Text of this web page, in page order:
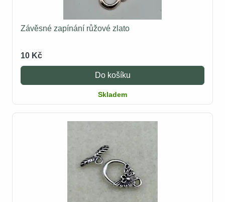
Závěsné zapínání růžové zlato
10 Kč
Do košíku
Skladem